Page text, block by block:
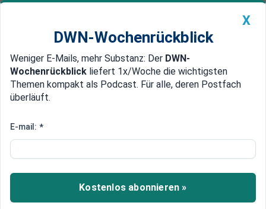
Newsticker MEIN DWN: Geldanlage Premium
Edelmetalle DWN-Magazin China
Geldentwertung ist in vollem
Kommt es zur Inflation? Wie entwickelt sich der
Goldpreis? Und steigen die Löhne? Diese und
weitere Fragen beantwortet der Chefvolkswirt
X
DWN-Wochenrückblick
Weniger E-Mails, mehr Substanz: Der DWN-
Wochenrückblick liefert 1x/Woche die wichtigsten
Themen kompakt als Podcast. Für alle, deren Postfach
überläuft.
E-mail: *
Kostenlos abonnieren »